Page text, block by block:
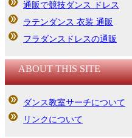
通販で競技ダンス ドレス
ラテンダンス 衣装 通販
フラダンスドレスの通販
ABOUT THIS SITE
ダンス教室サーチについて
リンクについて